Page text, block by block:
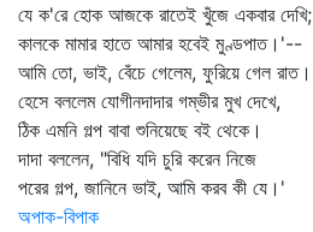
যে ক'রে হোক আজকে রাতেই খুঁজে একবার দেখি;
কালকে মামার হাতে আমার হবেই মুণ্ডপাত।'--
আমি তো, ভাই, বেঁচে গেলেম, ফুরিয়ে গেল রাত।
হেসে বললেম যোগীনদাদার গম্ভীর মুখ দেখে,
ঠিক এমনি গল্প বাবা শুনিয়েছে বই থেকে।
দাদা বললেন, "বিধি যদি চুরি করেন নিজে
পরের গল্প, জানিনে ভাই, আমি করব কী যে।'
অপাক-বিপাক